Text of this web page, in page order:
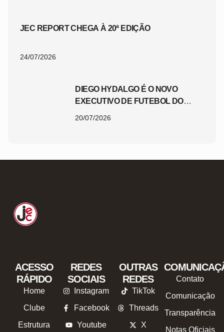
JEC REPORT CHEGA À 20ª EDIÇÃO
24/07/2026
DIEGO HYDALGO É O NOVO
EXECUTIVO DE FUTEBOL DO
20/07/2026
ACESSO
RÁPIDO
Home
Clube
Estrutura
REDES
SOCIAIS
Instagram
Facebook
Youtube
OUTRAS
REDES
TikTok
Threads
X
Contato
Comunicação
Transparência
Notas Oficiais